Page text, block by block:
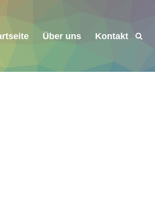
Über uns Kontakt